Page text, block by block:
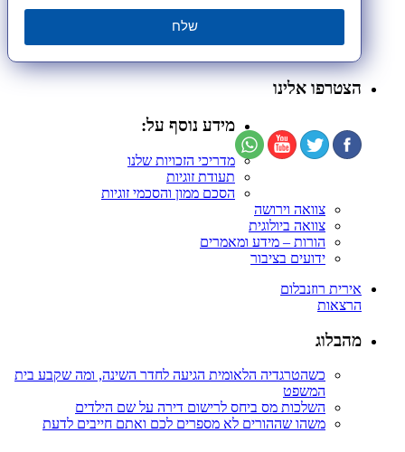
שלח
הצטרפו אלינו
מידע נוסף על:
מדריכי הזכויות שלנו
תעודת זוגיות
הסכם ממון והסכמי זוגיות
צוואה וירושה
צוואה ביולוגית
הורות – מידע ומאמרים
ידועים בציבור
אירית רוזנבלום
הרצאות
מהבלוג
כשהטרגדיה הלאומית הגיעה לחדר השינה, ומה שקבע בית
המשפט
השלכות מס ביחס לרישום דירה על שם הילדים
משהו שההורים לא מספרים לכם ואתם חייבים לדעת